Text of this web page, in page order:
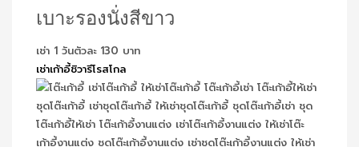
เบาะรองนั่งสีขาว
เช่า 1 วันตัวละ 130 บาท
เช่าเก้าอี้ชิวารีโรสโกล